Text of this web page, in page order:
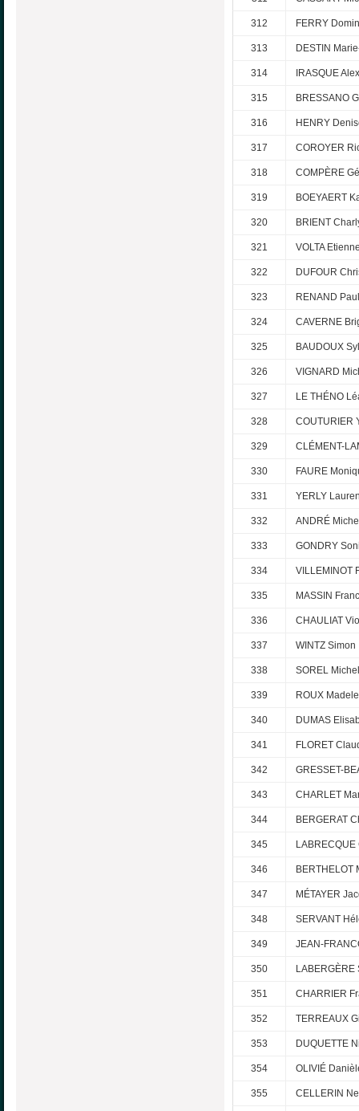
312 FERRY
313 DESTIN
314 IRASQUE Alex
315 BRESSANO
316 HENRY
317 COROYER
318 COMPÈRE
319 BOEYAERT
320 BRIENT
321 VOLTA
322 DUFOUR
323 RENAND
324 CAVERNE
325 BAUDOUX
326 VIGNARD
327 LE THÉNO
328 COUTURIER
329 CLÉMENT-
330 FAURE
331 YERLY
332 ANDRÉ
333 GONDRY
334 VILLEMINOT
335 MASSIN
336 CHAULIAT
337 WINTZ Simon
338 SOREL Michel
339 ROUX
340 DUMAS
341 FLORET
342 GRESSET-
343 CHARLET
344 BERGERAT
345 LABRECQUE
346 BERTHELOT
347 MÉTAYER
348 SERVANT
349 JEAN-
350 LABERGÈRE
351 CHARRIER
352 TERREAUX
353 DUQUETTE
354 OLIVIÉ
355 CELLERIN